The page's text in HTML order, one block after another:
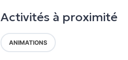
Activités à proximité
ANIMATIONS